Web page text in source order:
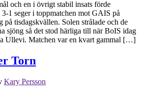
och en i övrigt stabil insats förde
1 seger i toppmatchen mot GAIS på
tisdagskvällen. Solen strålade och de
sjöng så det stod härliga till när BoIS idag
Ullevi. Matchen var en kvart gammal […]
Torn
Kary Persson